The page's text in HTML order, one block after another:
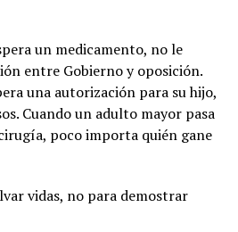
un medicamento, no le
entre Gobierno y oposición.
una autorización para su hijo,
Cuando un adulto mayor pasa
poco importa quién gane
vidas, no para demostrar